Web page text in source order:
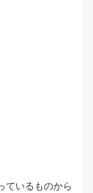
ているものから